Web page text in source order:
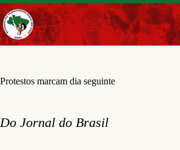
Pular
para
o
conteúdo
Protestos marcam dia seguinte
Do Jornal do Brasil